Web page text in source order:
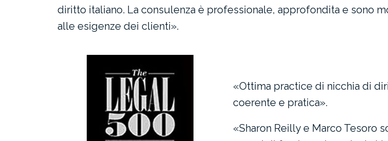
diritto italiano. La consulenza è professionale, approfondita e sono
alle esigenze dei clienti».
«Ottima practice di nicchia di
coerente e pratica».
«Sharon Reilly e Marco Tesoro